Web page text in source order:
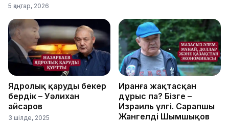
5 қаңтар, 2026
Ядролық қаруды бекер
бердік – Уәлихан
Қайсаров
3 шілде, 2025
Иранға жақтасқан
дұрыс па? Бізге –
Израиль үлгі. Сарапшы
Жангелді Шымшықов